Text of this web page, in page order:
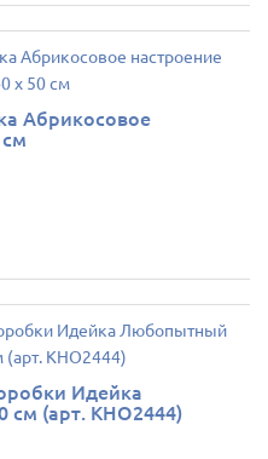
Абрикосовое
Идейка
(арт. KHO2444)